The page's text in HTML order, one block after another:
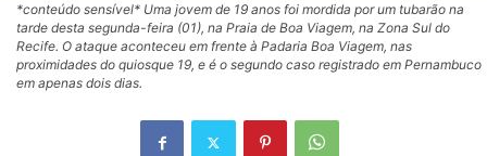
*conteúdo sensível* Uma jovem de 19 anos foi mordida por um tubarão na
tarde desta segunda-feira (01), na Praia de Boa Viagem, na Zona Sul do
Recife. O ataque aconteceu em frente à Padaria Boa Viagem, nas
proximidades do quiosque 19, e é o segundo caso registrado em Pernambuco
em apenas dois dias.